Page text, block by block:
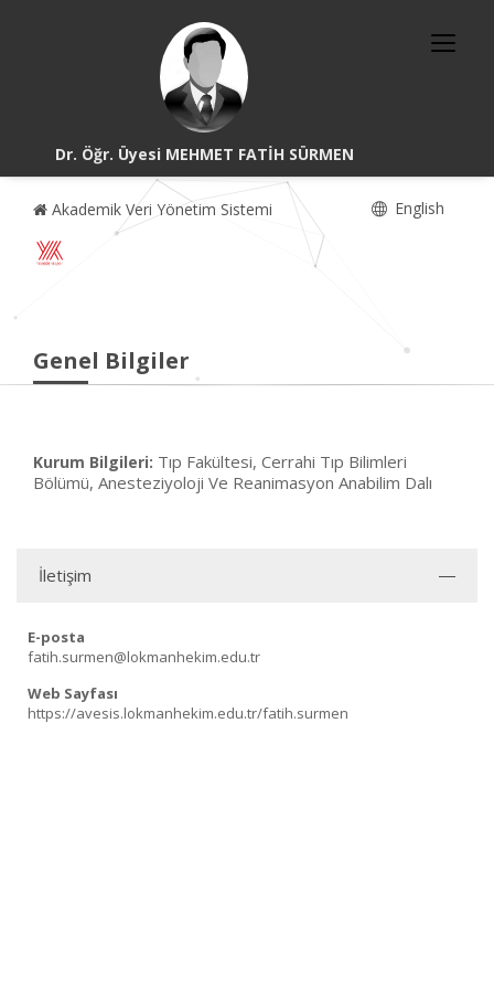
Dr. Öğr. Üyesi MEHMET FATİH SÜRMEN
Akademik Veri Yönetim Sistemi English
Genel Bilgiler
Kurum Bilgileri: Tıp Fakültesi, Cerrahi Tıp Bilimleri
Bölümü, Anesteziyoloji Ve Reanimasyon Anabilim Dalı
İletişim
E-posta
fatih.surmen@lokmanhekim.edu.tr
Web Sayfası
https://avesis.lokmanhekim.edu.tr/fatih.surmen